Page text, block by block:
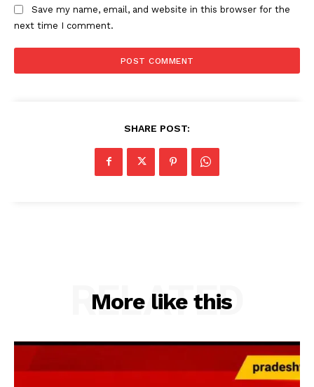
Save my name, email, and website in this browser for the
next time I comment.
SHARE POST:
More like this
RELATED